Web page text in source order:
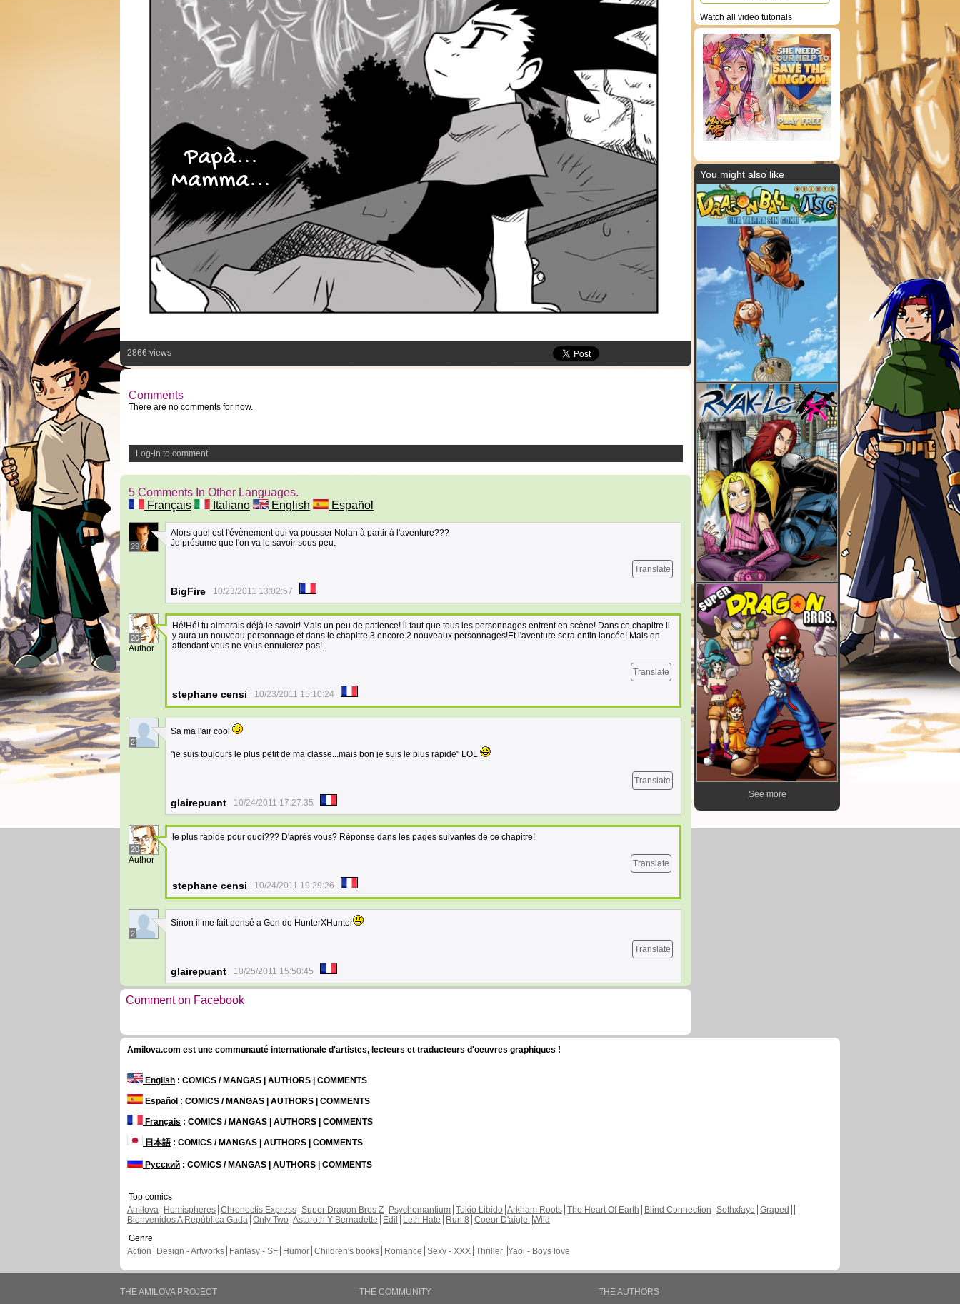
Papà...
Mamma...
2866 views
Comments
There are no comments for now.
Log-in to comment
5 Comments In Other Languages.
Français
Italiano English Español
29
Alors quel est l'évènement qui va pousser Nolan à partir à l'aventure???
Je présume que l'on va le savoir sous peu.
Translate
BigFire 10/23/2011 13:02:57
20
Author
Hé!Hé! tu aimerais déjà le savoir! Mais un peu de patience! il faut que tous les personnages entrent en scène! Dans ce chapitre il
y aura un nouveau personnage et dans le chapitre 3 encore 2 nouveaux personnages!Et l'aventure sera enfin lancée! Mais en
attendant vous ne vous ennuierez pas!
Translate
stephane censi 10/23/2011 15:10:24
2
Sa ma l'air cool
"je suis toujours le plus petit de ma classe...mais bon je suis le plus rapide" LOL
Translate
glairepuant 10/24/2011 17:27:35
20
Author
le plus rapide pour quoi??? D'après vous? Réponse dans les pages suivantes de ce chapitre!
Translate
stephane censi 10/24/2011 19:29:26
2
Sinon il me fait pensé a Gon de HunterXHunter
Translate
glairepuant 10/25/2011 15:50:45
Comment on Facebook
Watch all video tutorials
You might also like
See more
Amilova.com est une communauté internationale d'artistes, lecteurs et traducteurs d'oeuvres graphiques !
English : COMICS / MANGAS | AUTHORS | COMMENTS
Español : COMICS / MANGAS | AUTHORS | COMMENTS
Français : COMICS / MANGAS | AUTHORS | COMMENTS
日本語: COMICS / MANGAS | AUTHORS | COMMENTS
Русский : COMICS / MANGAS | AUTHORS | COMMENTS
Top comics
Amilova
Hemispheres Chronoctis Express Super Dragon Bros Z Psychomantium Tokio Libido Arkham Roots The Heart Of Earth Blind Connection Sethxfaye Graped
Bienvenidos A República Gada Only Two Astaroth Y Bernadette Edil Leth Hate Run 8 Coeur D'aigle Wild
Genre
Action
Design - Artworks Fantasy - SF Humor Children's books Romance Sexy - XXX Thriller Yaoi - Boys love
THE AMILOVA PROJECT THE COMMUNITY THE AUTHORS